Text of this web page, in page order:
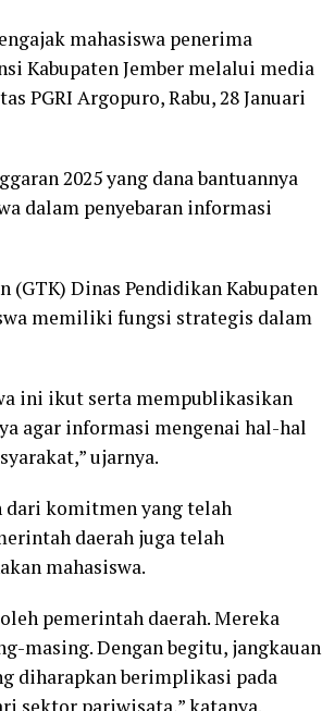
mahasiswa penerima
Kabupaten Jember melalui media
PGRI Argopuro, Rabu, 28 Januari
2025 yang dana bantuannya
dalam penyebaran informasi
(GTK) Dinas Pendidikan Kabupaten
memiliki fungsi strategis dalam
ini ikut serta mempublikasikan
agar informasi mengenai hal-hal
ujarnya.
dari komitmen yang telah
daerah juga telah
mahasiswa.
pemerintah daerah. Mereka
masing. Dengan begitu, jangkauan
diharapkan berimplikasi pada
sektor pariwisata,” katanya.